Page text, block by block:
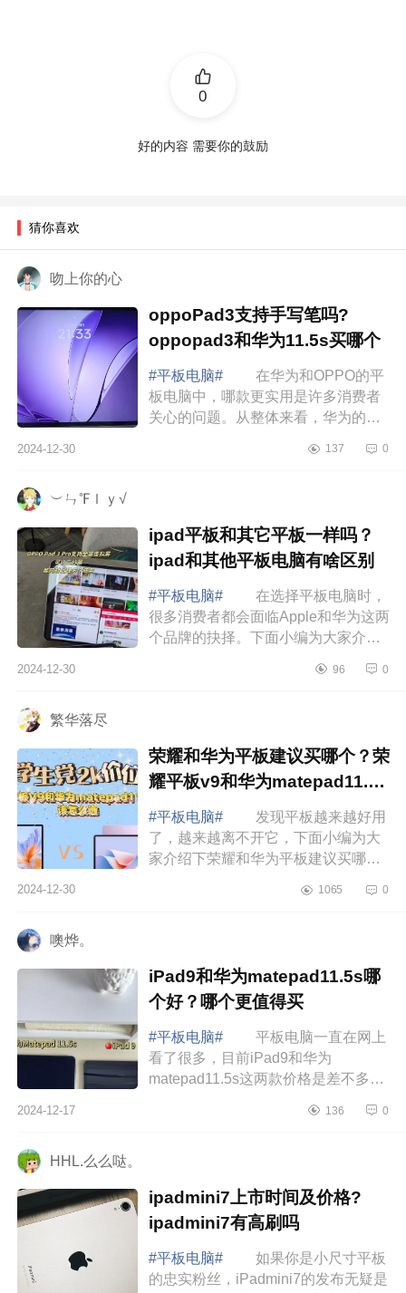
0
好的内容 需要你的鼓励
猜你喜欢
吻上你的心
oppoPad3支持手写笔吗?
oppopad3和华为11.5s买哪个
#平板电脑#
在华为和OPPO的平
板电脑中，哪款更实用是许多消费者
关心的问题。从整体来看，华为的平
面表现更加突出，尤其是在高效办公
2024-12-30 137 0
︶ㄣ℉ｌｙ√
ipad平板和其它平板一样吗？
ipad和其他平板电脑有啥区别
#平板电脑#
在选择平板电脑时，
很多消费者都会面临Apple和华为这两
个品牌的抉择。下面小编为大家介绍
和其他平板电脑有啥区别 ipad和
2024-12-30 96 0
繁华落尽
荣耀和华为平板建议买哪个？荣
耀平板v9和华为matepad11.5
哪个好
#平板电脑#
发现平板越来越好用
了，越来越离不开它，下面小编为大
家介绍下荣耀和华为平板建议买哪
哪个好 荣耀平板v9和华为
2024-12-30 1065 0
噢烨。
iPad9和华为matepad11.5s哪
个好？哪个更值得买
#平板电脑#
平板电脑一直在网上
看了很多，目前iPad9和华为
matepad11.5s这两款价格是差不多
在居然没货了，下面小编为大家介绍
2024-12-17 136 0
HHL.么么哒。
ipadmini7上市时间及价格?
ipadmini7有高刷吗
#平板电脑#
如果你是小尺寸平板
的忠实粉丝，iPadmini7的发布无疑是